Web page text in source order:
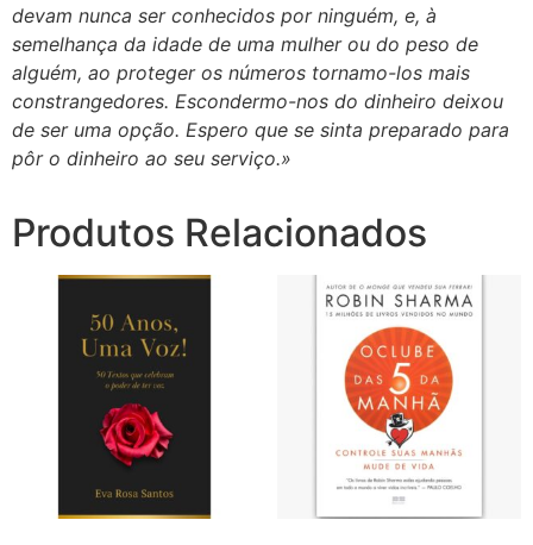
devam nunca ser conhecidos por ninguém, e, à
semelhança da idade de uma mulher ou do peso de
alguém, ao proteger os números tornamo-los mais
constrangedores. Escondermo-nos do dinheiro deixou
de ser uma opção. Espero que se sinta preparado para
pôr o dinheiro ao seu serviço.»
Produtos Relacionados